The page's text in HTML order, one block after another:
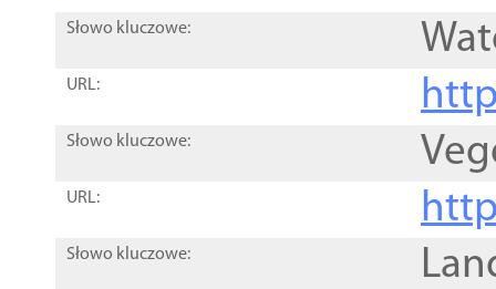
Słowo kluczowe:
URL:
Słowo kluczowe:
URL:
Słowo kluczowe: